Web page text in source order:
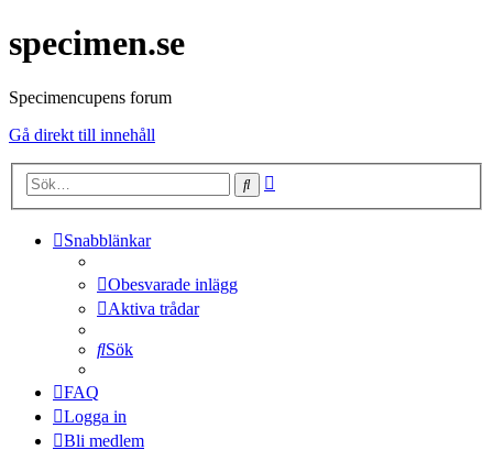
specimen.se
Specimencupens forum
Gå direkt till innehåll
Sök
Snabblänkar
Obesvarade inlägg
Aktiva trådar
Sök
FAQ
Logga in
Bli medlem